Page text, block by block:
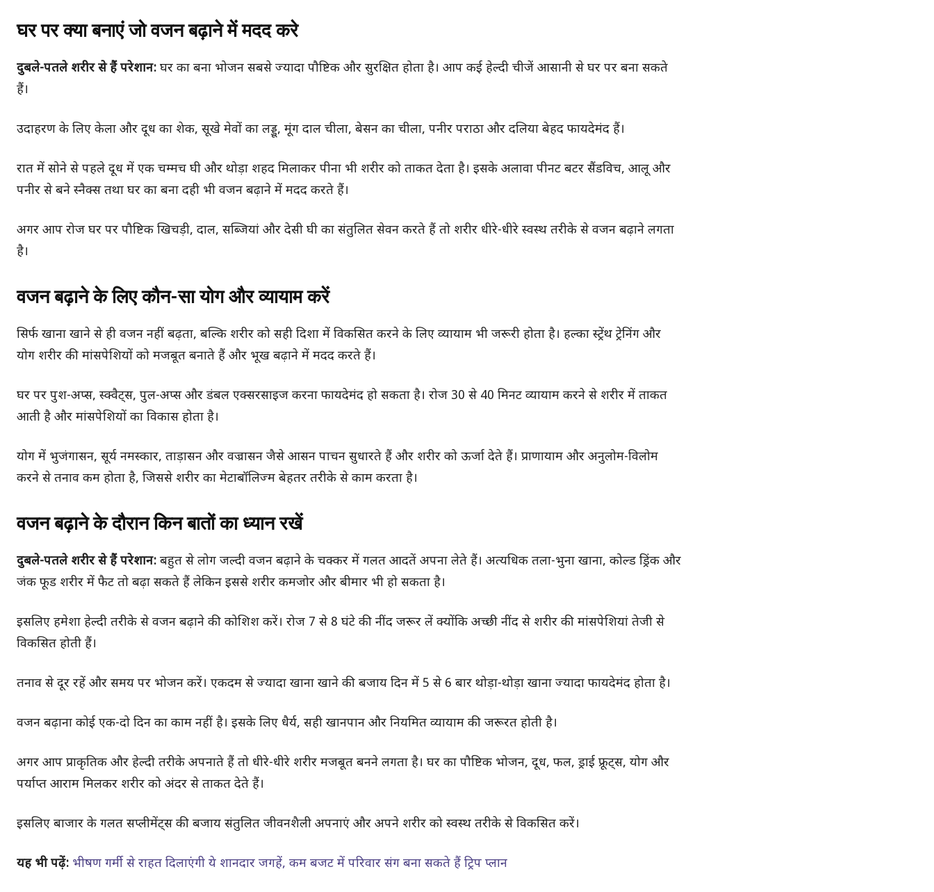
घर पर क्या बनाएं जो वजन बढ़ाने में मदद करे
दुबले-पतले शरीर से हैं परेशान: घर का बना भोजन सबसे ज्यादा पौष्टिक और सुरक्षित होता है। आप कई हेल्दी चीजें आसानी से घर पर बना सकते
हैं।
उदाहरण के लिए केला और दूध का शेक, सूखे मेवों का लड्डू, मूंग दाल चीला, बेसन का चीला, पनीर पराठा और दलिया बेहद फायदेमंद हैं।
रात में सोने से पहले दूध में एक चम्मच घी और थोड़ा शहद मिलाकर पीना भी शरीर को ताकत देता है। इसके अलावा पीनट बटर सैंडविच, आलू और
पनीर से बने स्नैक्स तथा घर का बना दही भी वजन बढ़ाने में मदद करते हैं।
अगर आप रोज घर पर पौष्टिक खिचड़ी, दाल, सब्जियां और देसी घी का संतुलित सेवन करते हैं तो शरीर धीरे-धीरे स्वस्थ तरीके से वजन बढ़ाने लगता
है।
वजन बढ़ाने के लिए कौन-सा योग और व्यायाम करें
सिर्फ खाना खाने से ही वजन नहीं बढ़ता, बल्कि शरीर को सही दिशा में विकसित करने के लिए व्यायाम भी जरूरी होता है। हल्का स्ट्रेंथ ट्रेनिंग और
योग शरीर की मांसपेशियों को मजबूत बनाते हैं और भूख बढ़ाने में मदद करते हैं।
घर पर पुश-अप्स, स्क्वैट्स, पुल-अप्स और डंबल एक्सरसाइज करना फायदेमंद हो सकता है। रोज 30 से 40 मिनट व्यायाम करने से शरीर में ताकत
आती है और मांसपेशियों का विकास होता है।
योग में भुजंगासन, सूर्य नमस्कार, ताड़ासन और वज्रासन जैसे आसन पाचन सुधारते हैं और शरीर को ऊर्जा देते हैं। प्राणायाम और अनुलोम-विलोम
करने से तनाव कम होता है, जिससे शरीर का मेटाबॉलिज्म बेहतर तरीके से काम करता है।
वजन बढ़ाने के दौरान किन बातों का ध्यान रखें
दुबले-पतले शरीर से हैं परेशान: बहुत से लोग जल्दी वजन बढ़ाने के चक्कर में गलत आदतें अपना लेते हैं। अत्यधिक तला-भुना खाना, कोल्ड ड्रिंक और
जंक फूड शरीर में फैट तो बढ़ा सकते हैं लेकिन इससे शरीर कमजोर और बीमार भी हो सकता है।
इसलिए हमेशा हेल्दी तरीके से वजन बढ़ाने की कोशिश करें। रोज 7 से 8 घंटे की नींद जरूर लें क्योंकि अच्छी नींद से शरीर की मांसपेशियां तेजी से
विकसित होती हैं।
तनाव से दूर रहें और समय पर भोजन करें। एकदम से ज्यादा खाना खाने की बजाय दिन में 5 से 6 बार थोड़ा-थोड़ा खाना ज्यादा फायदेमंद होता है।
वजन बढ़ाना कोई एक-दो दिन का काम नहीं है। इसके लिए धैर्य, सही खानपान और नियमित व्यायाम की जरूरत होती है।
अगर आप प्राकृतिक और हेल्दी तरीके अपनाते हैं तो धीरे-धीरे शरीर मजबूत बनने लगता है। घर का पौष्टिक भोजन, दूध, फल, ड्राई फ्रूट्स, योग और
पर्याप्त आराम मिलकर शरीर को अंदर से ताकत देते हैं।
इसलिए बाजार के गलत सप्लीमेंट्स की बजाय संतुलित जीवनशैली अपनाएं और अपने शरीर को स्वस्थ तरीके से विकसित करें।
यह भी पढ़ें: भीषण गर्मी से राहत दिलाएंगी ये शानदार जगहें, कम बजट में परिवार संग बना सकते हैं ट्रिप प्लान